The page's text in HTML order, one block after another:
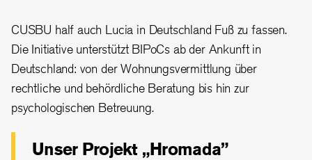
CUSBU half auch Lucia in Deutschland Fuß zu fassen.
Die Initiative unterstützt BIPoCs ab der Ankunft in
Deutschland: von der Wohnungsvermittlung über
rechtliche und behördliche Beratung bis hin zur
psychologischen Betreuung.
Unser Projekt „Hromada”